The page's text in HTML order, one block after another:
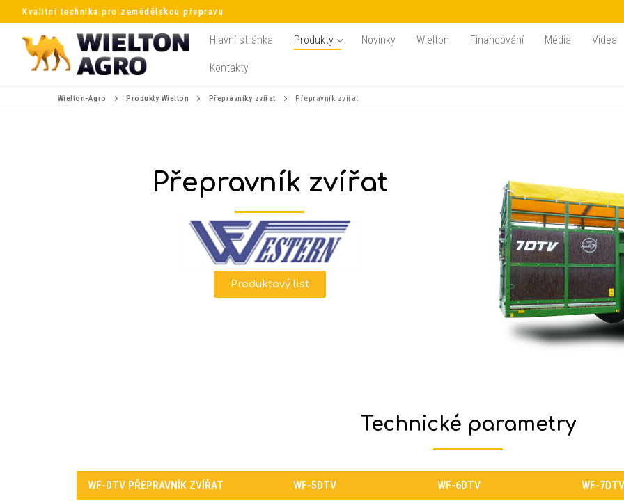
Kvalitní technika pro zemědělskou přepravu
Hlavní stránka Produkty Novinky Wielton Financování Média Videa
Kontakty
Wielton-Agro Produkty Wielton Přepravníky zvířat Přepravník zvířat
Přepravník zvířat
Produktový list
Technické parametry
WF-DTV PŘEPRAVNÍK ZVÍŘAT WF-5DTV WF-6DTV WF-7DTV